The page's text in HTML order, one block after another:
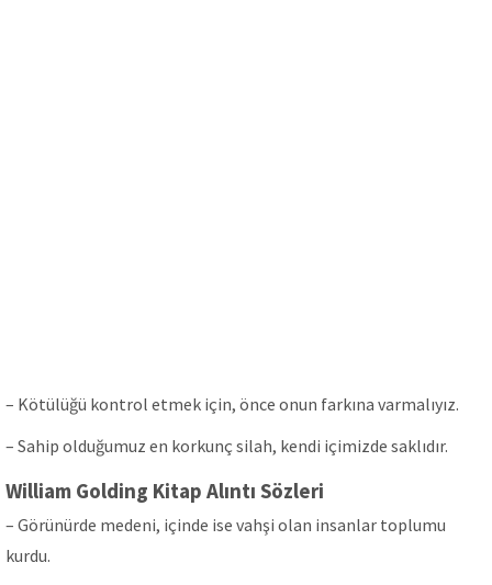
– Kötülüğü kontrol etmek için, önce onun farkına varmalıyız.
– Sahip olduğumuz en korkunç silah, kendi içimizde saklıdır.
William Golding Kitap Alıntı Sözleri
– Görünürde medeni, içinde ise vahşi olan insanlar toplumu
kurdu.